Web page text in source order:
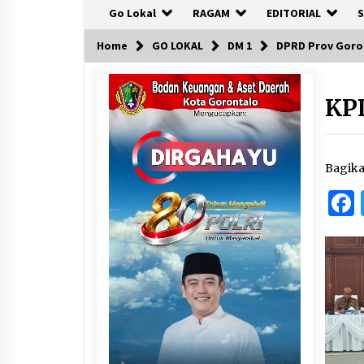
Go Lokal RAGAM EDITORIAL
Home GO LOKAL DM 1 DPRD Prov